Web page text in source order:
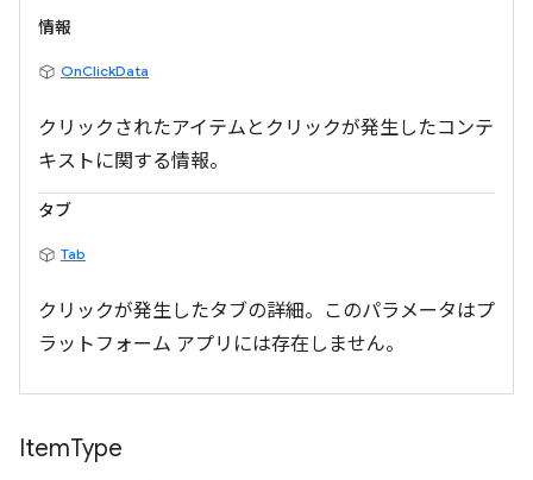
情報
OnClickData
クリックされたアイテムとクリックが発生したコンテ
キストに関する情報。
タブ
Tab
クリックが発生したタブの詳細。このパラメータはプ
ラットフォーム アプリには存在しません。
ItemType